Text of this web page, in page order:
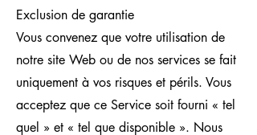
Exclusion de garantie
Vous convenez que votre utilisation de
notre site Web ou de nos services se fait
uniquement à vos risques et périls. Vous
acceptez que ce Service soit fourni « tel
quel » et « tel que disponible ». Nous